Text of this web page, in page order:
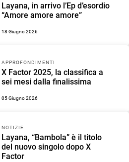
Layana, in arrivo l’Ep d’esordio
“Amore amore amore”
18 Giugno 2026
APPROFONDIMENTI
X Factor 2025, la classifica a
sei mesi dalla finalissima
05 Giugno 2026
NOTIZIE
Layana, “Bambola” è il titolo
del nuovo singolo dopo X
Factor